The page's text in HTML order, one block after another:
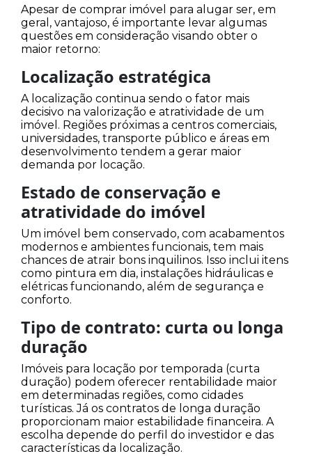
Apesar de comprar imóvel para alugar ser, em
geral, vantajoso, é importante levar algumas
questões em consideração visando obter o
maior retorno:
Localização estratégica
A localização continua sendo o fator mais
decisivo na valorização e atratividade de um
imóvel. Regiões próximas a centros comerciais,
universidades, transporte público e áreas em
desenvolvimento tendem a gerar maior
demanda por locação.
Estado de conservação e
atratividade do imóvel
Um imóvel bem conservado, com acabamentos
modernos e ambientes funcionais, tem mais
chances de atrair bons inquilinos. Isso inclui itens
como pintura em dia, instalações hidráulicas e
elétricas funcionando, além de segurança e
conforto.
Tipo de contrato: curta ou longa
duração
Imóveis para locação por temporada (curta
duração) podem oferecer rentabilidade maior
em determinadas regiões, como cidades
turísticas. Já os contratos de longa duração
proporcionam maior estabilidade financeira. A
escolha depende do perfil do investidor e das
características da localização.